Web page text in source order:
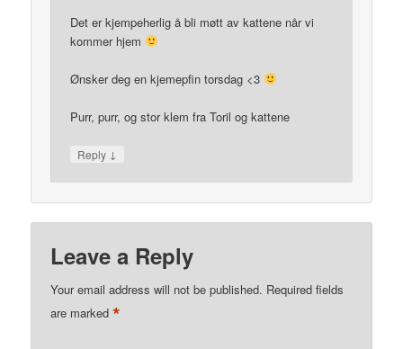
Det er kjempeherlig å bli møtt av kattene når vi
kommer hjem
Ønsker deg en kjemepfin torsdag <3
Purr, purr, og stor klem fra Toril og kattene
Reply ↓
Leave a Reply
Your email address will not be published. Required fields
are marked*